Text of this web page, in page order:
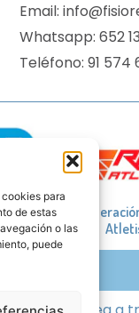
para
de estas
o las
puede
Email:
Whatsapp: 652
Teléfono: 91 574
Real